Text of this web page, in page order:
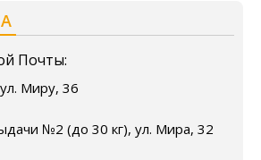
Почты:
Миру, 36
№2 (до 30 кг), ул. Мира, 32